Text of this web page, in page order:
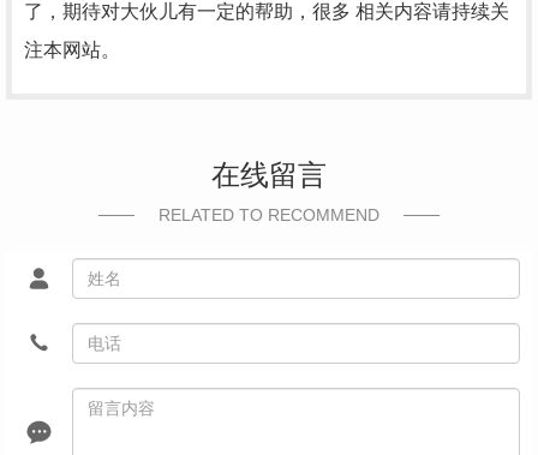
了，期待对大伙儿有一定的帮助，很多 相关内容请持续关
注本网站。
在线留言
RELATED TO RECOMMEND